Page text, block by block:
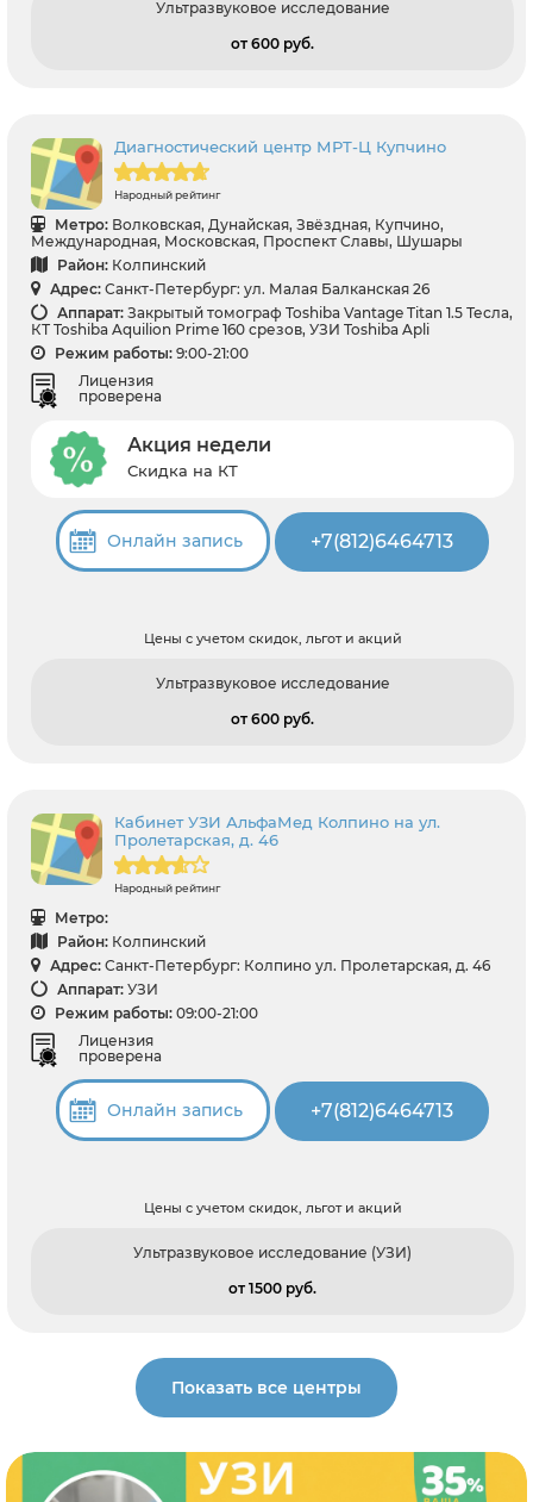
Ультразвуковое исследование
от 600 pуб.
Диагностический центр МРТ-Ц Купчино
Народный рейтинг
Метро: Волковская, Дунайская, Звёздная, Купчино,
Международная, Московская, Проспект Славы, Шушары
Район: Колпинский
Адрес: Санкт-Петербург: ул. Малая Балканская 26
Аппарат: Закрытый томограф Toshiba Vantage Titan 1.5 Тесла,
КТ Toshiba Aquilion Prime 160 срезов, УЗИ Toshiba Apli
Режим работы: 9:00-21:00
Лицензия
проверена
Акция недели
Скидка на КТ
Онлайн запись +7(812)6464713
Цены с учетом скидок, льгот и акций
Ультразвуковое исследование
от 600 pуб.
Кабинет УЗИ АльфаМед Колпино на ул.
Пролетарская, д. 46
Народный рейтинг
Метро:
Район: Колпинский
Адрес: Санкт-Петербург: Колпино ул. Пролетарская, д. 46
Аппарат: УЗИ
Режим работы: 09:00-21:00
Лицензия
проверена
Онлайн запись +7(812)6464713
Цены с учетом скидок, льгот и акций
Ультразвуковое исследование (УЗИ)
от 1500 pуб.
Показать все центры